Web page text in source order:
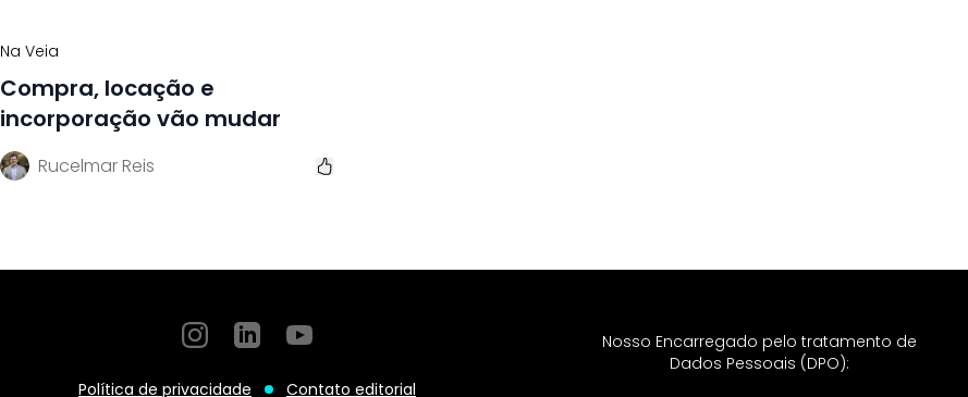
Na Veia
Compra, locação e
incorporação vão mudar
Rucelmar Reis
InstagramGitHubGitHub
Política de privacidade Contato editorial
Nosso Encarregado pelo tratamento de
Dados Pessoais (DPO):